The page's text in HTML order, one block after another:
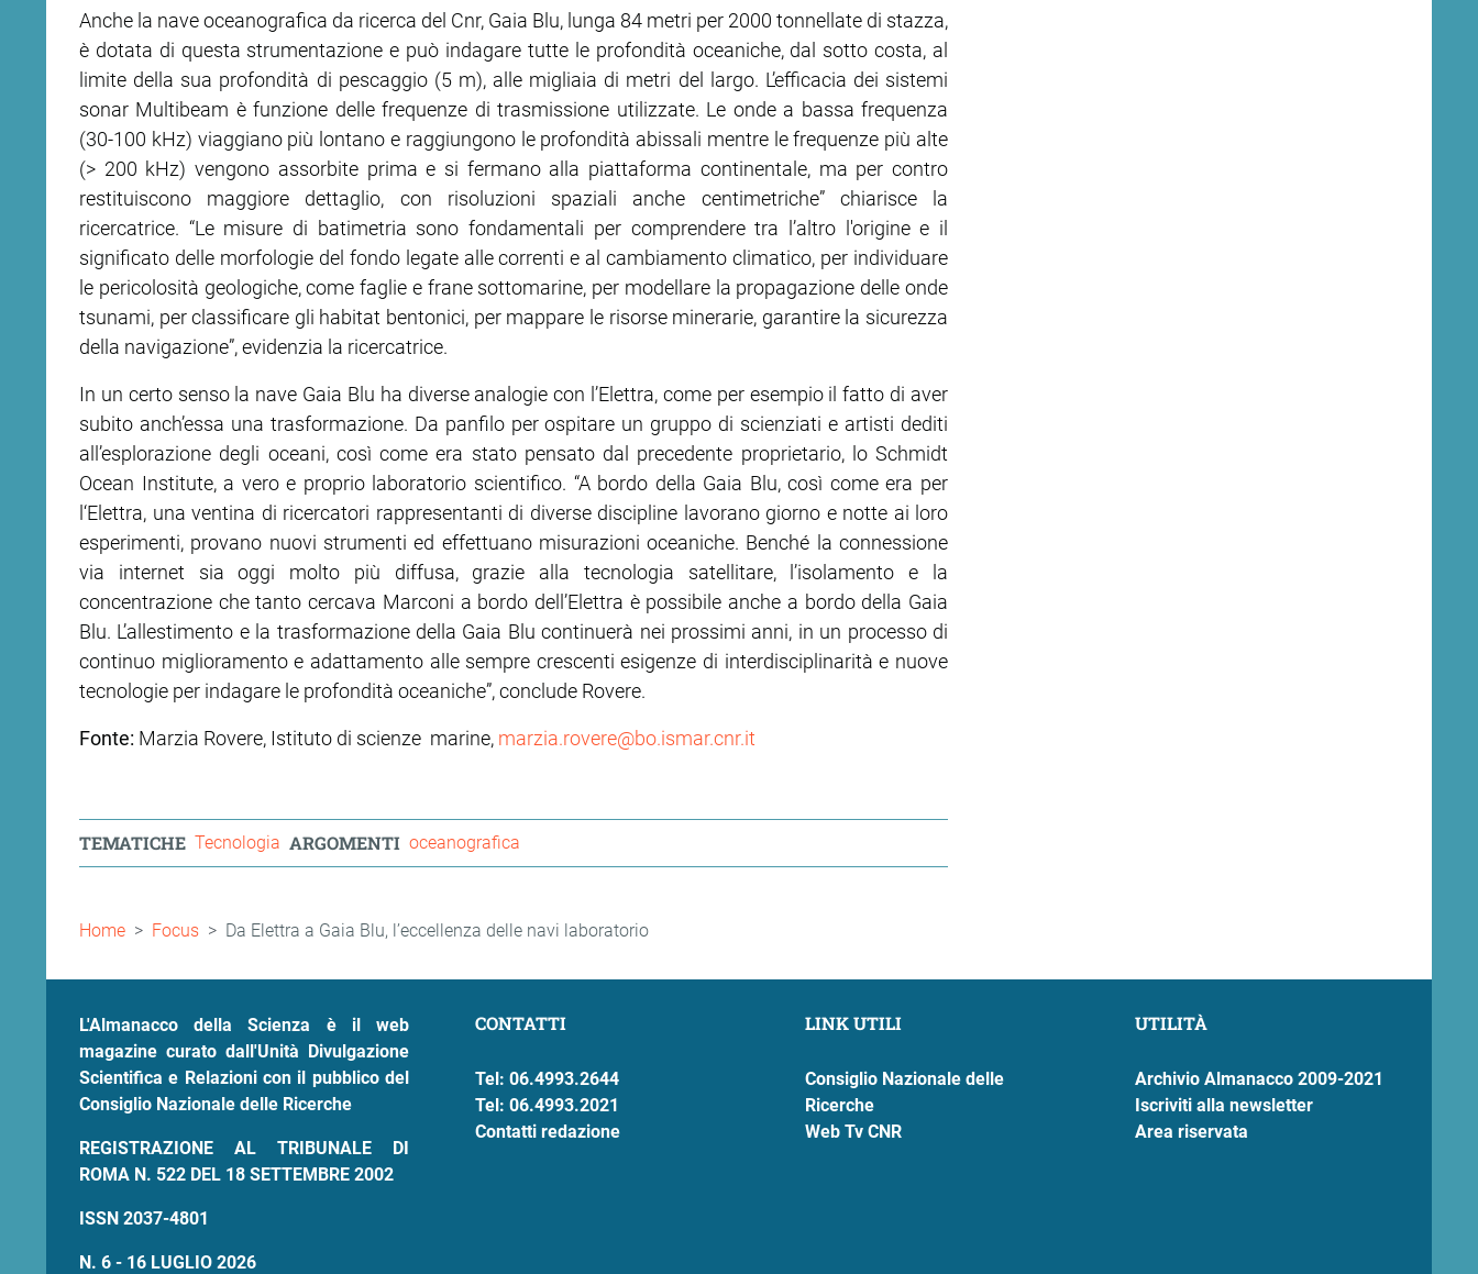
Anche la nave oceanografica da ricerca del Cnr, Gaia Blu, lunga 84 metri per 2000 tonnellate di stazza,
è dotata di questa strumentazione e può indagare tutte le profondità oceaniche, dal sotto costa, al
limite della sua profondità di pescaggio (5 m), alle migliaia di metri del largo. L’efficacia dei sistemi
sonar Multibeam è funzione delle frequenze di trasmissione utilizzate. Le onde a bassa frequenza
(30-100 kHz) viaggiano più lontano e raggiungono le profondità abissali mentre le frequenze più alte
(> 200 kHz) vengono assorbite prima e si fermano alla piattaforma continentale, ma per contro
restituiscono maggiore dettaglio, con risoluzioni spaziali anche centimetriche” chiarisce la
ricercatrice. “Le misure di batimetria sono fondamentali per comprendere tra l’altro l'origine e il
significato delle morfologie del fondo legate alle correnti e al cambiamento climatico, per individuare
le pericolosità geologiche, come faglie e frane sottomarine, per modellare la propagazione delle onde
tsunami, per classificare gli habitat bentonici, per mappare le risorse minerarie, garantire la sicurezza
della navigazione”, evidenzia la ricercatrice.
In un certo senso la nave Gaia Blu ha diverse analogie con l’Elettra, come per esempio il fatto di aver
subito anch’essa una trasformazione. Da panfilo per ospitare un gruppo di scienziati e artisti dediti
all’esplorazione degli oceani, così come era stato pensato dal precedente proprietario, lo Schmidt
Ocean Institute, a vero e proprio laboratorio scientifico. “A bordo della Gaia Blu, così come era per
l‘Elettra, una ventina di ricercatori rappresentanti di diverse discipline lavorano giorno e notte ai loro
esperimenti, provano nuovi strumenti ed effettuano misurazioni oceaniche. Benché la connessione
via internet sia oggi molto più diffusa, grazie alla tecnologia satellitare, l’isolamento e la
concentrazione che tanto cercava Marconi a bordo dell’Elettra è possibile anche a bordo della Gaia
Blu. L’allestimento e la trasformazione della Gaia Blu continuerà nei prossimi anni, in un processo di
continuo miglioramento e adattamento alle sempre crescenti esigenze di interdisciplinarità e nuove
tecnologie per indagare le profondità oceaniche”, conclude Rovere.
Fonte: Marzia Rovere, Istituto di scienze marine, marzia.rovere@bo.ismar.cnr.it
TEMATICHE Tecnologia ARGOMENTI oceanografica
Briciole
Home Focus Da Elettra a Gaia Blu, l’eccellenza delle navi laboratorio
L'Almanacco della Scienza è il web
magazine curato dall'Unità Divulgazione
Scientifica e Relazioni con il pubblico del
Consiglio Nazionale delle Ricerche
REGISTRAZIONE AL TRIBUNALE DI
ROMA N. 522 DEL 18 SETTEMBRE 2002
ISSN 2037-4801
N. 6 - 16 LUGLIO 2026
CONTATTI
Tel: 06.4993.2644
Tel: 06.4993.2021
Contatti redazione
LINK UTILI
Consiglio Nazionale delle
Ricerche
Web Tv CNR
UTILITÀ
Archivio Almanacco 2009-2021
Iscriviti alla newsletter
Area riservata